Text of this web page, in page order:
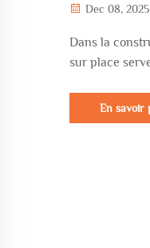
Dec 08, 2025
Dans la
sur place
composants.
influencent
En savoir